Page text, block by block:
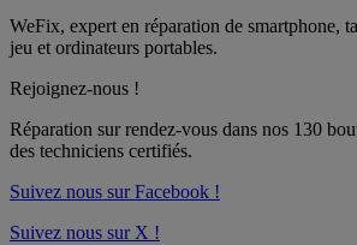
WeFix, expert en réparation de smartphone,
jeu et ordinateurs portables.
Rejoignez-nous !
Réparation sur rendez-vous dans nos 130
des techniciens certifiés.
Suivez nous sur Facebook !
Suivez nous sur X !